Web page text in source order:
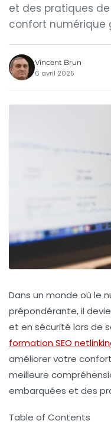
et des pratiques
confort numérique
Vincent Brun
6 avril 2025
Dans un monde où le
prépondérante, il
et en sécurité lors de
formation SEO
améliorer votre
meilleure
embarquées et des
Table of Contents